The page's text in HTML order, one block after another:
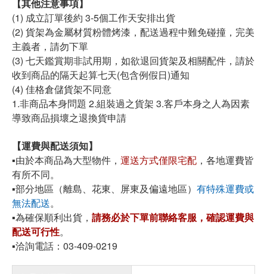
【其他注意事項】
(1) 成立訂單後約 3-5個工作天安排出貨
(2) 貨架為金屬材質粉體烤漆，配送過程中難免碰撞，完美
主義者，請勿下單
(3) 七天鑑賞期非試用期，如欲退回貨架及相關配件，請於
收到商品的隔天起算七天(包含例假日)通知
(4) 佳格倉儲貨架不同意
1.非商品本身問題 2.組裝過之貨架 3.客戶本身之人為因素
導致商品損壞之退換貨申請
【運費與配送須知】
▪️由於本商品為大型物件， 運送方式僅限宅配 ，各地運費皆
有所不同。
▪️部分地區（離島、花東、屏東及偏遠地區） 有特殊運費或
無法配送。
▪️為確保順利出貨， 請務必於下單前聯絡客服，確認運費與
配送可行性。
▪️洽詢電話：03-409-0219